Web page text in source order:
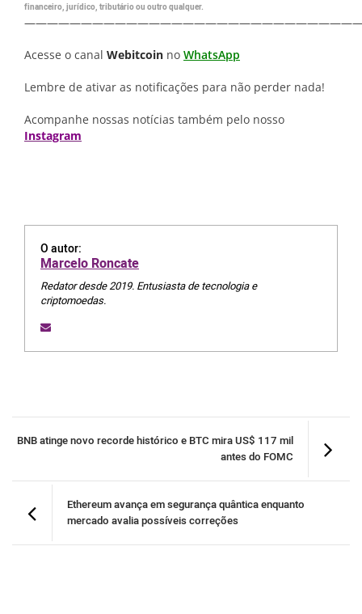
financeiro, jurídico, tributário ou outro qualquer.
Acesse o canal Webitcoin no WhatsApp
Lembre de ativar as notificações para não perder nada!
Acompanhe nossas notícias também pelo nosso
Instagram
O autor:
Marcelo Roncate
Redator desde 2019. Entusiasta de tecnologia e
criptomoedas.
BNB atinge novo recorde histórico e BTC mira US$ 117 mil
antes do FOMC
Ethereum avança em segurança quântica enquanto
mercado avalia possíveis correções